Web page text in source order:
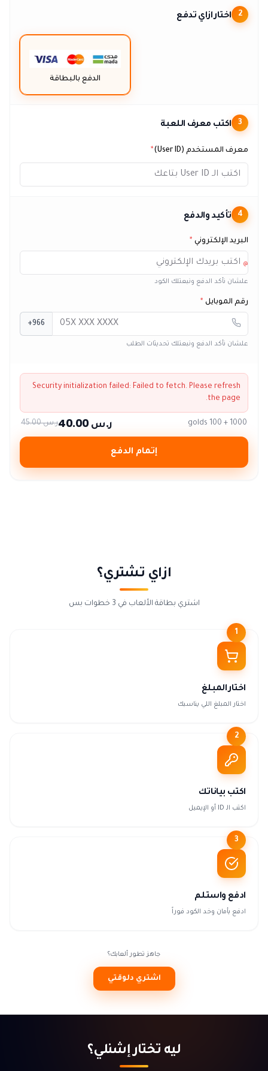
2 اختار ازاي تدفع
الدفع بالبطاقة
3 اكتب معرف اللعبة
معرف المستخدم (User ID) *
4 تأكيد والدفع
البريد الإلكتروني *
@
علشان نأكد الدفع ونبعتلك الكود
رقم الموبايل *
+966
علشان نأكد الدفع ونبعتلك تحديثات الطلب
Security initialization failed: Failed to fetch. Please refresh
the page.
1000 + 100 golds ر.س 40.00 ر.س 45.00
إتمام الدفع
ازاي تشتري؟
اشتري بطاقة الألعاب في 3 خطوات بس
1
اختار المبلغ
اختار المبلغ اللي يناسبك
2
اكتب بياناتك
اكتب الـ ID أو الإيميل
3
ادفع واستلم
ادفع بأمان وخد الكود فوراً
جاهز تطور ألعابك؟
اشتري دلوقتي
ليه تختار إشنلي؟